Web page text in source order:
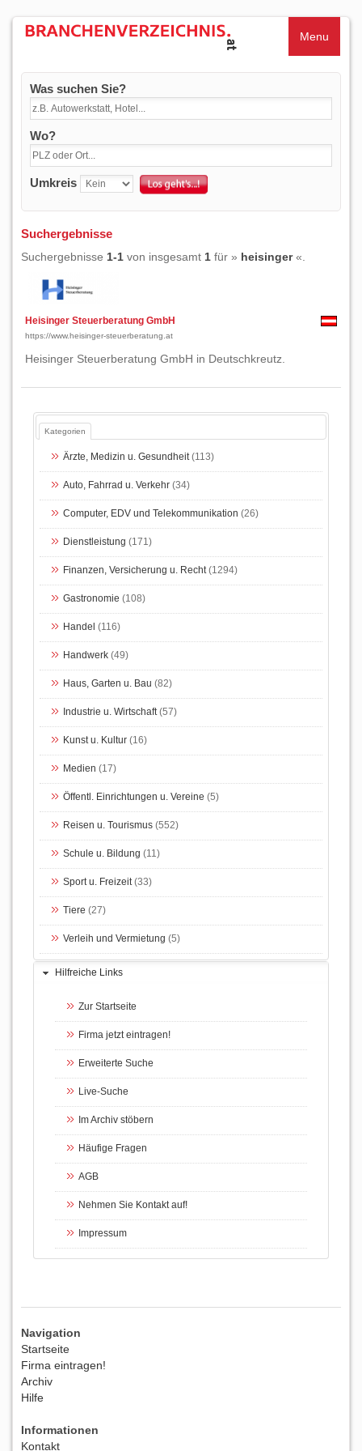
Menu
Was suchen Sie?
Wo?
Umkreis
Suchergebnisse
Suchergebnisse 1-1 von insgesamt 1 für » heisinger«.
Heisinger Steuerberatung GmbH
https://www.heisinger-steuerberatung.at
Heisinger Steuerberatung GmbH in Deutschkreutz.
Kategorien
Ärzte, Medizin u. Gesundheit(113)
Auto, Fahrrad u. Verkehr (34)
Computer, EDV und Telekommunikation (26)
Dienstleistung (171)
Finanzen, Versicherung u. Recht(1294)
Gastronomie (108)
Handel (116)
Handwerk (49)
Haus, Garten u. Bau (82)
Industrie u. Wirtschaft(57)
Kunst u. Kultur (16)
Medien (17)
Öffentl. Einrichtungen u. Vereine (5)
Reisen u. Tourismus (552)
Schule u. Bildung (11)
Sport u. Freizeit(33)
Tiere (27)
Verleih und Vermietung (5)
Hilfreiche Links
Zur Startseite
Firma jetzt eintragen!
Erweiterte Suche
Live-Suche
Im Archiv stöbern
Häufige Fragen
AGB
Nehmen Sie Kontakt auf!
Impressum
Navigation
Startseite
Firma eintragen!
Archiv
Hilfe
Informationen
Kontakt